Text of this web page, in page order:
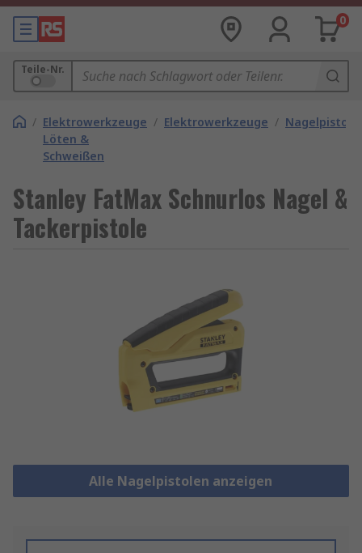
0
Teile-Nr.
/ Elektrowerkzeuge
Löten &
Schweißen
/ Elektrowerkzeuge /
Stanley FatMax Schnurlos Nagel &
Tackerpistole
Alle Nagelpistolen anzeigen